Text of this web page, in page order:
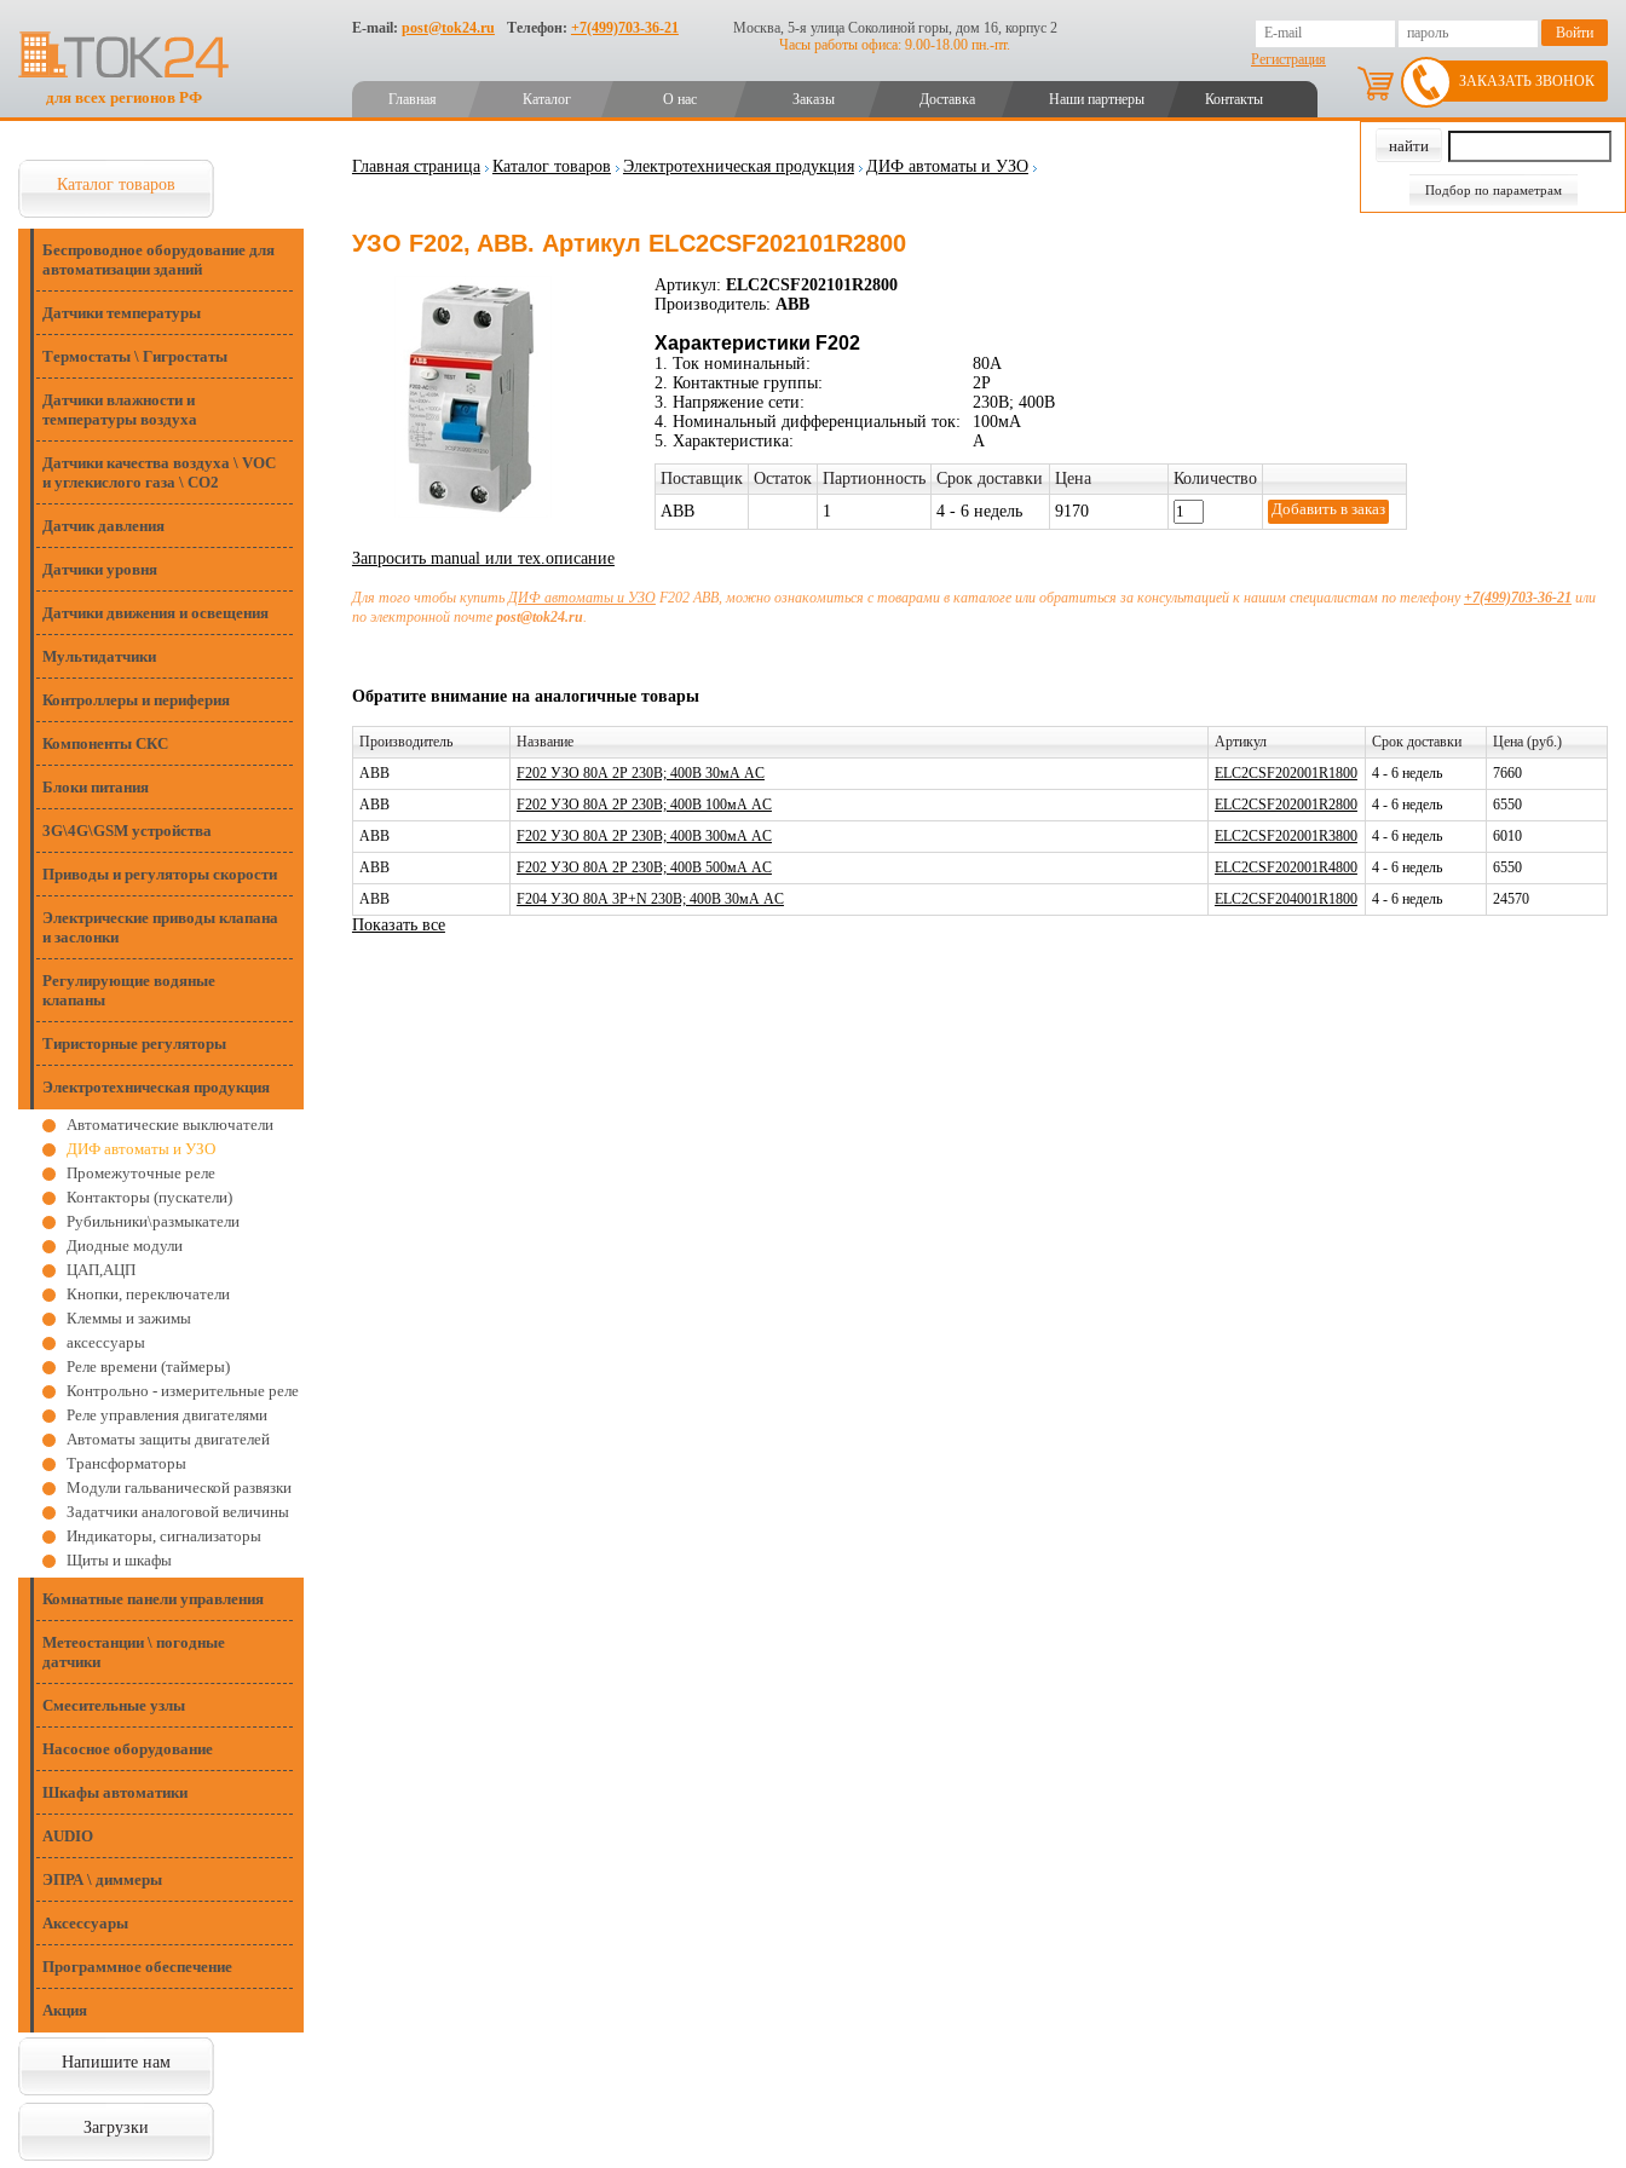
для всех регионов РФ
E-mail: post@tok24.ru Телефон: +7(499)703-36-21
Москва, 5-я улица Соколиной горы, дом 16, корпус 2
Часы работы офиса: 9.00-18.00 пн.-пт.
Регистрация
Главная Каталог О нас Заказы Доставка Наши партнеры Контакты
ЗАКАЗАТЬ ЗВОНОК
Подбор по параметрам
Каталог товаров
Беспроводное оборудование для
автоматизации зданий
Датчики температуры
Термостаты \ Гигростаты
Датчики влажности и
температуры воздуха
Датчики качества воздуха \ VOC
и углекислого газа \ CO2
Датчик давления
Датчики уровня
Датчики движения и освещения
Мультидатчики
Контроллеры и периферия
Компоненты СКС
Блоки питания
3G\4G\GSM устройства
Приводы и регуляторы скорости
Электрические приводы клапана
и заслонки
Регулирующие водяные
клапаны
Тиристорные регуляторы
Электротехническая продукция
Автоматические выключатели
ДИФ автоматы и УЗО
Промежуточные реле
Контакторы (пускатели)
Рубильники\размыкатели
Диодные модули
ЦАП,АЦП
Кнопки, переключатели
Клеммы и зажимы
аксессуары
Реле времени (таймеры)
Контрольно - измерительные реле
Реле управления двигателями
Автоматы защиты двигателей
Трансформаторы
Модули гальванической развязки
Задатчики аналоговой величины
Индикаторы, сигнализаторы
Щиты и шкафы
Комнатные панели управления
Метеостанции \ погодные
датчики
Смесительные узлы
Насосное оборудование
Шкафы автоматики
AUDIO
ЭПРА \ диммеры
Аксессуары
Программное обеспечение
Акция
Напишите нам
Загрузки
Главная страница Каталог товаров Электротехническая продукция ДИФ автоматы и УЗО
УЗО F202, ABB. Артикул ELC2CSF202101R2800
Артикул: ELC2CSF202101R2800
Производитель: ABB
Характеристики F202
1. Ток номинальный:
80А
2. Контактные группы:
2P
3. Напряжение сети:
230В; 400В
4. Номинальный дифференциальный ток:
100мА
5. Характеристика:
A
Поставщик Остаток Партионность Срок доставки Цена
Количество
ABB
1 4 - 6 недель 9170
Запросить manual или тех.описание
Для того чтобы купитьДИФ автоматы и УЗОF202 ABB, можно ознакомиться с товарами в каталоге или обратиться за консультацией к нашим специалистам по телефону+7(499)703-36-21 или
по электронной почте post@tok24.ru.
Обратите внимание на аналогичные товары
Производитель Название Артикул Срок доставки
Цена (руб.)
ABB
F202 УЗО 80А 2P 230В; 400В 30мА AC ELC2CSF202001R1800 4 - 6 недель
7660
ABB
F202 УЗО 80А 2P 230В; 400В 100мА AC ELC2CSF202001R2800 4 - 6 недель
6550
ABB
F202 УЗО 80А 2P 230В; 400В 300мА AC ELC2CSF202001R3800 4 - 6 недель
6010
ABB
F202 УЗО 80А 2P 230В; 400В 500мА AC ELC2CSF202001R4800 4 - 6 недель
6550
ABB
F204 УЗО 80А 3P+N 230В; 400В 30мА AC ELC2CSF204001R1800 4 - 6 недель 24570
Показать все